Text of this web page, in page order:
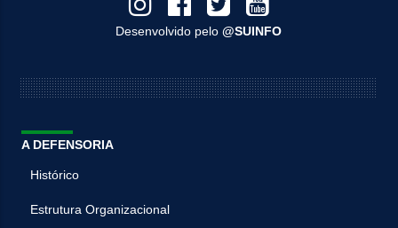
Desenvolvido pelo@SUINFO
A DEFENSORIA
Histórico
Estrutura Organizacional